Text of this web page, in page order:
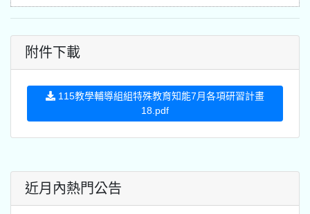
附件下載
115教學輔導組組特殊教育知能7月各項研習計畫
18.pdf
近月內熱門公告